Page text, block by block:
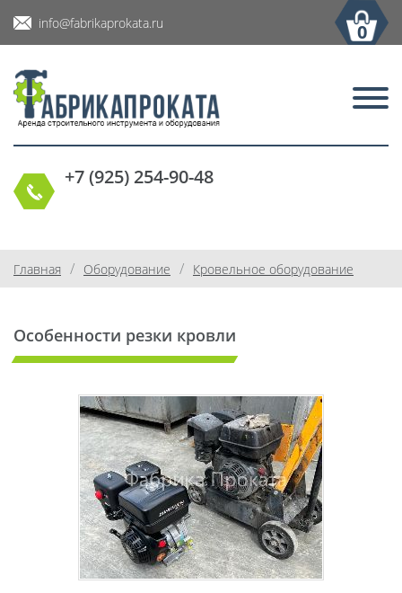
info@fabrikaprokata.ru 0
+7 (925) 254-90-48
Главная / Оборудование / Кровельное оборудование
Особенности резки кровли